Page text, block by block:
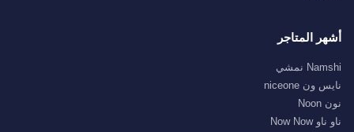
أشهر المتاجر
Namshi نمشي
نايس ون niceone
نون Noon
ناو ناو Now Now